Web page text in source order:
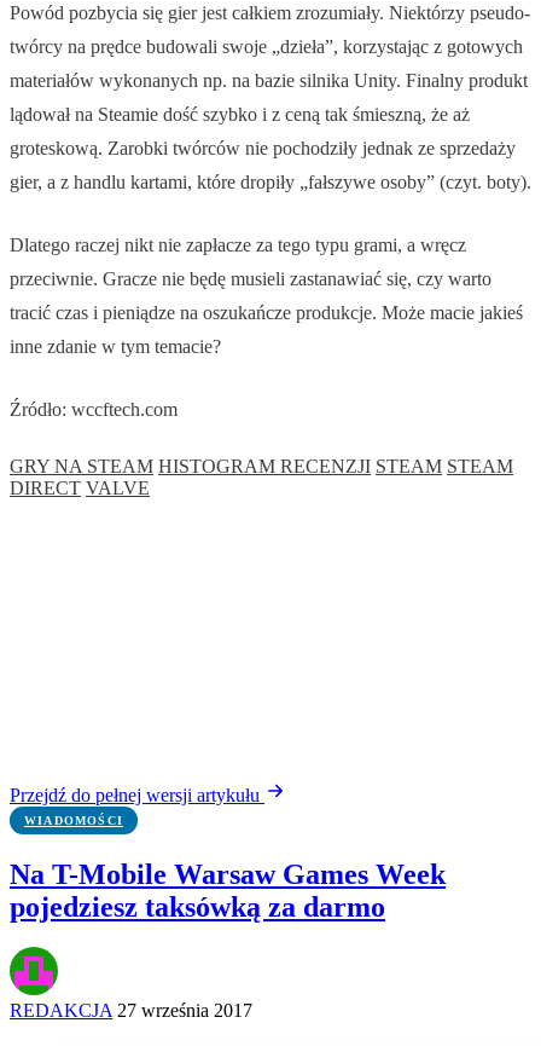
Powód pozbycia się gier jest całkiem zrozumiały. Niektórzy pseudo-
twórcy na prędce budowali swoje „dzieła”, korzystając z gotowych
materiałów wykonanych np. na bazie silnika Unity. Finalny produkt
lądował na Steamie dość szybko i z ceną tak śmieszną, że aż
groteskową. Zarobki twórców nie pochodziły jednak ze sprzedaży
gier, a z handlu kartami, które dropiły „fałszywe osoby” (czyt. boty).
Dlatego raczej nikt nie zapłacze za tego typu grami, a wręcz
przeciwnie. Gracze nie będę musieli zastanawiać się, czy warto
tracić czas i pieniądze na oszukańcze produkcje. Może macie jakieś
inne zdanie w tym temacie?
Źródło: wccftech.com
GRY NA STEAM HISTOGRAM RECENZJI STEAM STEAM
DIRECT VALVE
Przejdź do pełnej wersji artykułu
WIADOMOŚCI
Na T-Mobile Warsaw Games Week
pojedziesz taksówką za darmo
REDAKCJA 27 września 2017